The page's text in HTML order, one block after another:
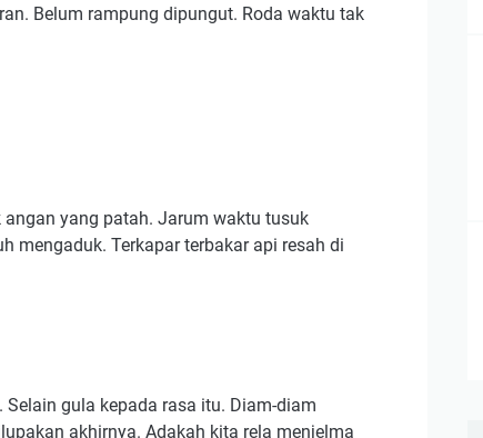
Belum rampung dipungut. Roda waktu tak
angan yang patah. Jarum waktu tusuk
mengaduk. Terkapar terbakar api resah di
gula kepada rasa itu. Diam-diam
akhirnya. Adakah kita rela menjelma